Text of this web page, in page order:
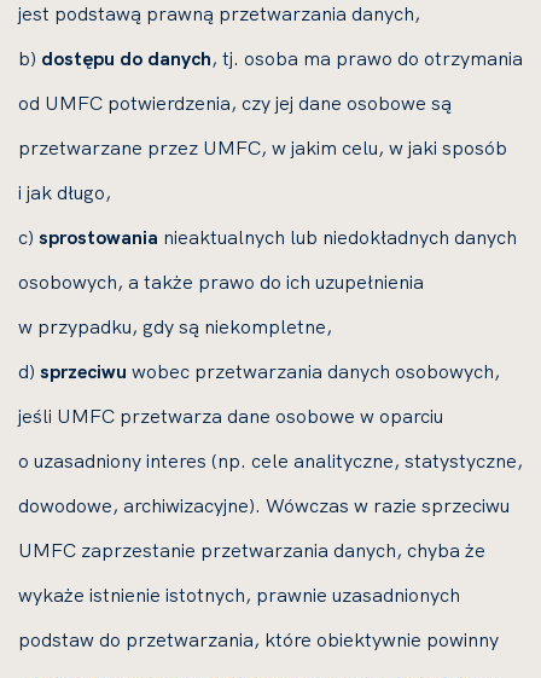
jest podstawą prawną przetwarzania danych,
b) dostępu do danych, tj. osoba ma prawo do otrzymania
od UMFC potwierdzenia, czy jej dane osobowe są
przetwarzane przez UMFC, w jakim celu, w jaki sposób
i jak długo,
c) sprostowania nieaktualnych lub niedokładnych danych
osobowych, a także prawo do ich uzupełnienia
w przypadku, gdy są niekompletne,
d) sprzeciwu wobec przetwarzania danych osobowych,
jeśli UMFC przetwarza dane osobowe w oparciu
o uzasadniony interes (np. cele analityczne, statystyczne,
dowodowe, archiwizacyjne). Wówczas w razie sprzeciwu
UMFC zaprzestanie przetwarzania danych, chyba że
wykaże istnienie istotnych, prawnie uzasadnionych
podstaw do przetwarzania, które obiektywnie powinny